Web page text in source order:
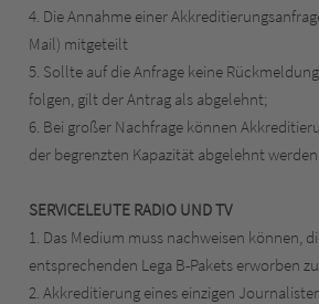
4. Die Annahme einer
Mail) mitgeteilt
5. Sollte auf die Anfrage keine
folgen, gilt der Antrag als abgelehnt;
6. Bei großer Nachfrage können
der begrenzten Kapazität abgelehnt werden.
SERVICELEUTE RADIO UND TV
1. Das Medium muss nachweisen können,
entsprechenden Lega B-Pakets erworben
2. Akkreditierung eines einzigen